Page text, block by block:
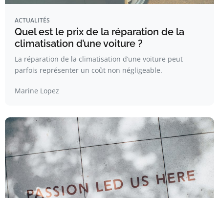
ACTUALITÉS
Quel est le prix de la réparation de la
climatisation d’une voiture ?
La réparation de la climatisation d’une voiture peut
parfois représenter un coût non négligeable.
Marine Lopez